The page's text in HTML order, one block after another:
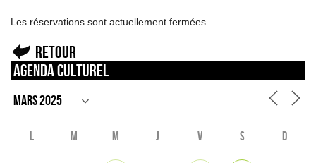
Les réservations sont actuellement fermées.
Retour
Agenda culturel
L M M J V S D